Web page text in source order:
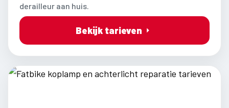
derailleur aan huis.
Bekijk tarieven